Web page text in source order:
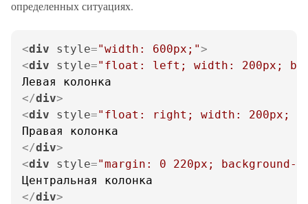
определенных ситуациях.
<div style="width: 600px;">
<div style="float: left; width: 200px;
</div>
<div style="float: right; width: 200px;
</div>
<div style="margin: 0 220px;
</div>